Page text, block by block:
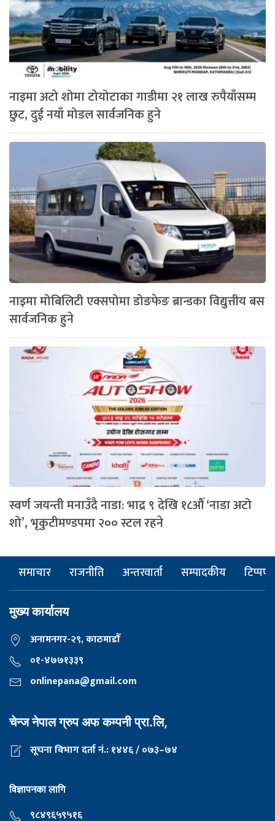
नाइमा अटो शोमा टोयोटाका गाडीमा २१ लाख रुपैयाँसम्म
छुट, दुई नयाँ मोडल सार्वजनिक हुने
नाइमा मोबिलिटी एक्सपोमा डोङफेङ ब्रान्डका विद्युत्तीय बस
सार्वजनिक हुने
स्वर्ण जयन्ती मनाउँदै नाडा: भाद्र ९ देखि १८औँ ‘नाडा अटो
शो’, भृकुटीमण्डपमा २०० स्टल रहने
समाचार राजनीति अन्तरवार्ता सम्पादकीय टिप्पणी
मुख्य कार्यालय
अनामनगर-२९, काठमाडाैँ
०१-४७७१३३९
onlinepana@gmail.com
चेन्ज नेपाल ग्रुप अफ कम्पनी प्रा.लि,
सूचना विभाग दर्ता नं.: १४४६ / ०७३–७४
विज्ञापनका लागि
९८४९६५९५१६